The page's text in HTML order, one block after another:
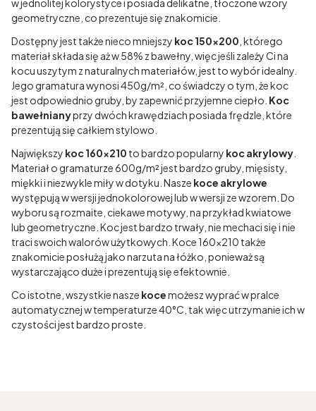
geometryczne, co prezentuje się znakomicie.
Dostępny jest także nieco mniejszy koc 150x200 , którego
materiał składa się aż w 58% z bawełny, więc jeśli zależy Ci na
kocu uszytym z naturalnych materiałów, jest to wybór idealny.
Jego gramatura wynosi 450g/m², co świadczy o tym, że koc
jest odpowiednio gruby, by zapewnić przyjemne ciepło. Koc
bawełnianyprzy dwóch krawędziach posiada frędzle, które
prezentują się całkiem stylowo.
Największy koc 160x210 to bardzo popularny koc akrylowy
Materiał o gramaturze 600g/m² jest bardzo gruby, mięsisty,
miękki i niezwykle miły w dotyku. Nasze koce akrylowe
występują w wersji jednokolorowej lub w wersji ze wzorem. Do
wyboru są rozmaite, ciekawe motywy, na przykład kwiatowe
lub geometryczne. Koc jest bardzo trwały, nie mechaci się i nie
traci swoich walorów użytkowych. Koce 160x210 także
znakomicie posłużą jako narzuta na łóżko, ponieważ są
wystarczająco duże i prezentują się efektownie.
Co istotne, wszystkie nasze kocemożesz wyprać w pralce
automatycznej w temperaturze 40°C, tak więc utrzymanie ich w
czystości jest bardzo proste.